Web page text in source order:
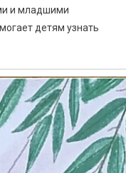
и младшими
детям узнать